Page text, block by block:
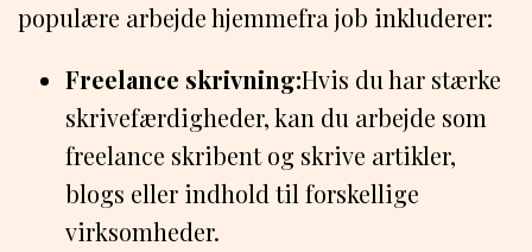
populære arbejde hjemmefra job inkluderer:
Freelance skrivning:Hvis du har stærke
skrivefærdigheder, kan du arbejde som
freelance skribent og skrive artikler,
blogs eller indhold til forskellige
virksomheder.